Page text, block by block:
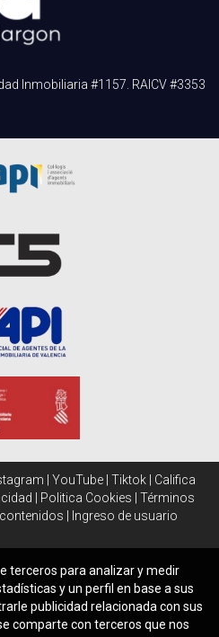
Inmobiliaria #1157. RAICV #3353
YouTube Tiktok
Califica
Politica Cookies
Términos
contenidos Ingreso de usuario
terceros para analizar y medir
y un perfil en base a sus
publicidad relacionada con sus
comparte con terceros que nos